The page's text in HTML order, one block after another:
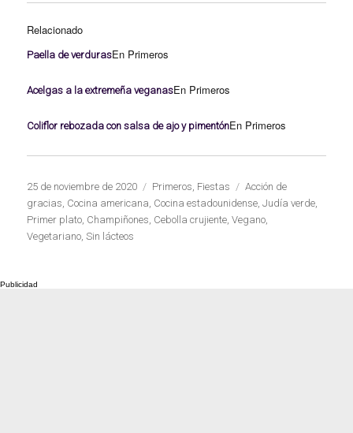
Relacionado
Paella de verdurasEn Primeros
Acelgas a la extremeña veganasEn Primeros
Coliflor rebozada con salsa de ajo y pimentónEn Primeros
Publicado
el
25 de noviembre de 2020 Categorías
Primeros Fiestas Etiquetas
Acción de
gracias Cocina americana Cocina estadounidense ,Judía verde
Primer plato Champiñones Cebolla crujiente ,Vegano
Vegetariano ,Sin lácteos